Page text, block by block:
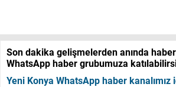
Son dakika gelişmelerden anında
WhatsApp haber grubumuza
Yeni Konya WhatsApp haber kanalımız